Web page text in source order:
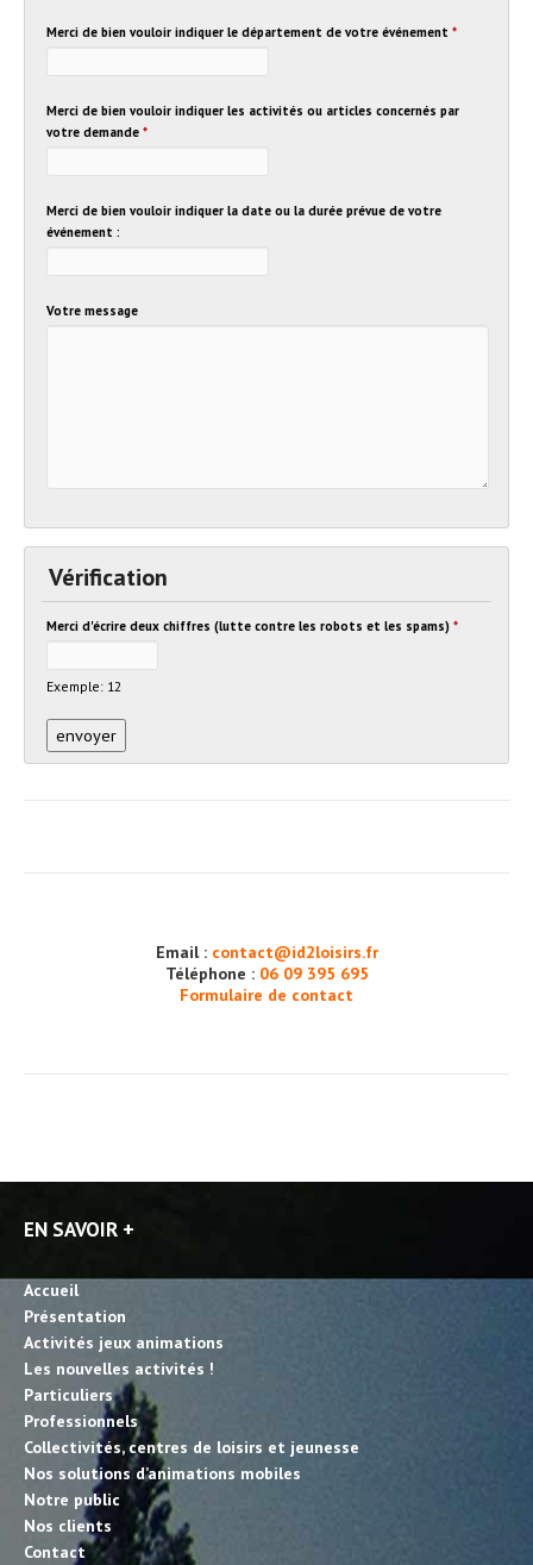
Merci de bien vouloir indiquer le département de votre événement *
Merci de bien vouloir indiquer les activités ou articles concernés par
votre demande *
Merci de bien vouloir indiquer la date ou la durée prévue de votre
événement :
Votre message
Vérification
Merci d'écrire deux chiffres (lutte contre les robots et les spams) *
Exemple: 12
Email : contact@id2loisirs.fr
Téléphone : 06 09 395 695
Formulaire de contact
EN SAVOIR +
Accueil
Présentation
Activités jeux animations
Les nouvelles activités !
Particuliers
Professionnels
Collectivités, centres de loisirs et jeunesse
Nos solutions d’animations mobiles
Notre public
Nos clients
Contact